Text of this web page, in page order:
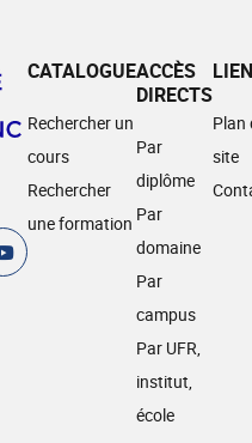
CATALOGUE
Rechercher un
cours
Rechercher
une formation
ACCÈS
DIRECTS
Par
diplôme
Par
domaine
Par
campus
Par UFR,
institut,
école
Plan
site